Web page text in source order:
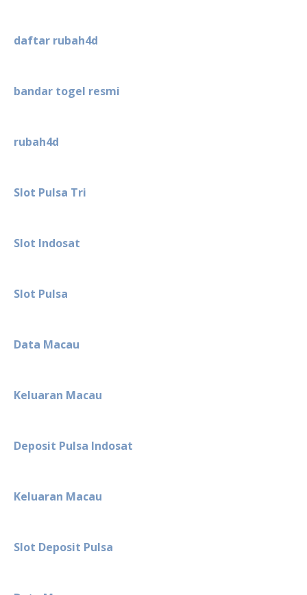
daftar rubah4d
bandar togel resmi
rubah4d
Slot Pulsa Tri
Slot Indosat
Slot Pulsa
Data Macau
Keluaran Macau
Deposit Pulsa Indosat
Keluaran Macau
Slot Deposit Pulsa